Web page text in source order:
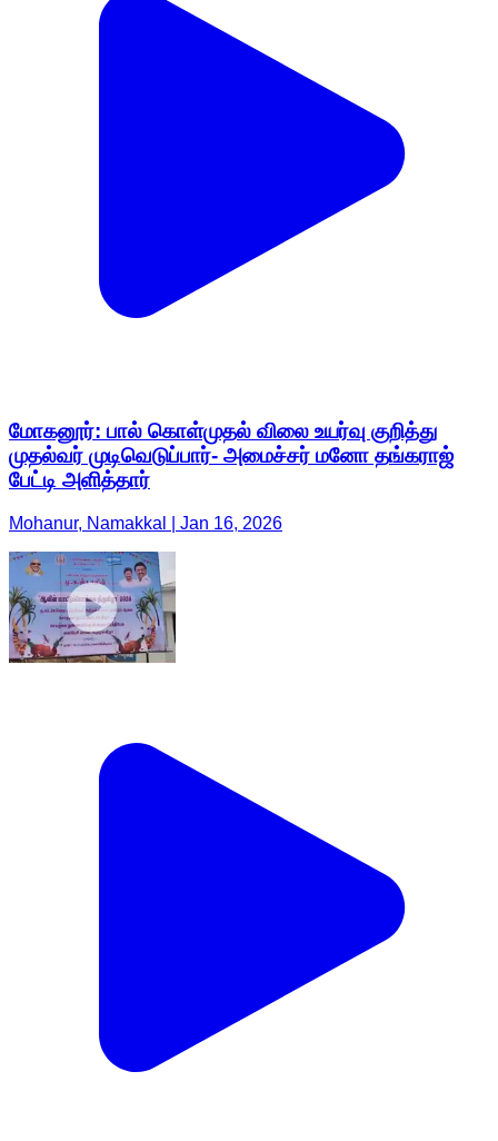
மோகனூர்: பால் கொள்முதல் விலை உயர்வு குறித்து
முதல்வர் முடிவெடுப்பார்- அமைச்சர் மனோ தங்கராஜ்
பேட்டி அளித்தார்
Mohanur, Namakkal | Jan 16, 2026